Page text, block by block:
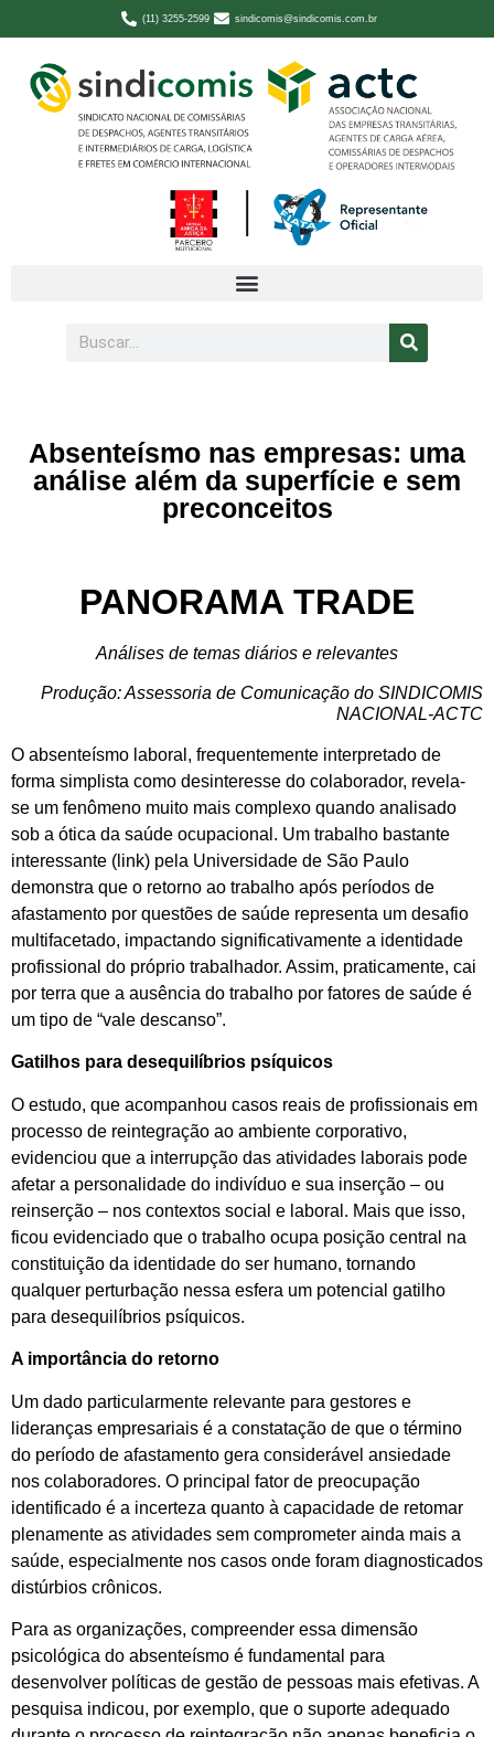
(11) 3255-2599 sindicomis@sindicomis.com.br
Absenteísmo nas empresas: uma
análise além da superfície e sem
preconceitos
PANORAMA TRADE
Análises de temas diários e relevantes
Produção: Assessoria de Comunicação do SINDICOMIS
NACIONAL-ACTC
O absenteísmo laboral, frequentemente interpretado de
forma simplista como desinteresse do colaborador, revela-
se um fenômeno muito mais complexo quando analisado
sob a ótica da saúde ocupacional. Um trabalho bastante
interessante (link) pela Universidade de São Paulo
demonstra que o retorno ao trabalho após períodos de
afastamento por questões de saúde representa um desafio
multifacetado, impactando significativamente a identidade
profissional do próprio trabalhador. Assim, praticamente, cai
por terra que a ausência do trabalho por fatores de saúde é
um tipo de “vale descanso”.
Gatilhos para desequilíbrios psíquicos
O estudo, que acompanhou casos reais de profissionais em
processo de reintegração ao ambiente corporativo,
evidenciou que a interrupção das atividades laborais pode
afetar a personalidade do indivíduo e sua inserção – ou
reinserção – nos contextos social e laboral. Mais que isso,
ficou evidenciado que o trabalho ocupa posição central na
constituição da identidade do ser humano, tornando
qualquer perturbação nessa esfera um potencial gatilho
para desequilíbrios psíquicos.
A importância do retorno
Um dado particularmente relevante para gestores e
lideranças empresariais é a constatação de que o término
do período de afastamento gera considerável ansiedade
nos colaboradores. O principal fator de preocupação
identificado é a incerteza quanto à capacidade de retomar
plenamente as atividades sem comprometer ainda mais a
saúde, especialmente nos casos onde foram diagnosticados
distúrbios crônicos.
Para as organizações, compreender essa dimensão
psicológica do absenteísmo é fundamental para
desenvolver políticas de gestão de pessoas mais efetivas. A
pesquisa indicou, por exemplo, que o suporte adequado